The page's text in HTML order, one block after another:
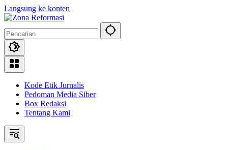
Langsung ke konten
Kode Etik Jurnalis
Pedoman Media Siber
Box Redaksi
Tentang Kami